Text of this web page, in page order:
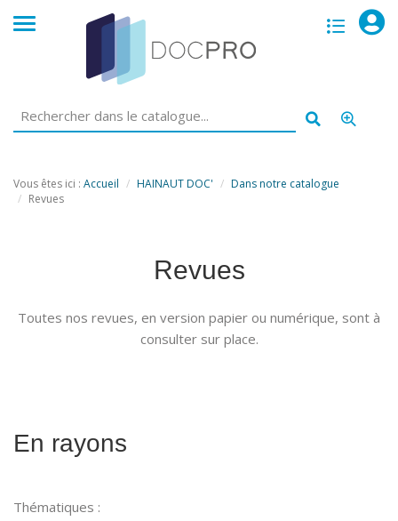
opac
Vous êtes ici : Accueil HAINAUT DOC'
Dans notre catalogue
Revues
Revues
Toutes nos revues, en version papier ou numérique, sont à
consulter sur place.
En rayons
Thématiques :